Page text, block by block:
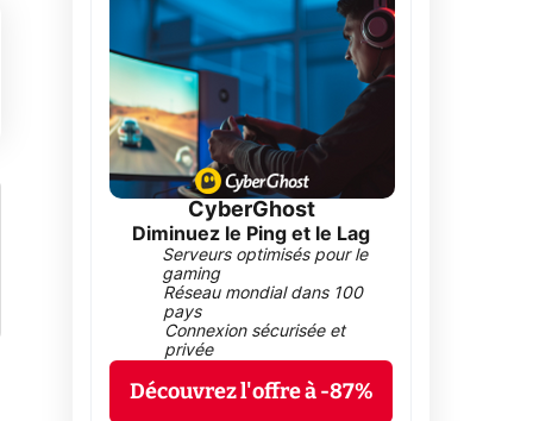
CyberGhost
Diminuez le Ping et le Lag
Serveurs optimisés pour le
gaming
Réseau mondial dans 100
pays
Connexion sécurisée et
privée
Découvrez l'offre à -87%